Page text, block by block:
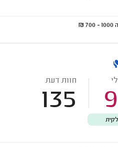
1000 - 700
₪
חוות דעת
135